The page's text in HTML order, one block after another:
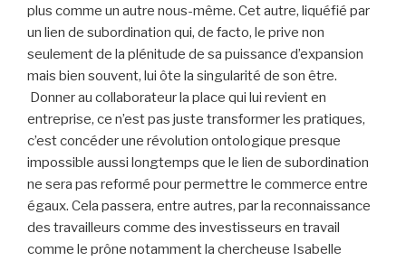
plus comme un autre nous-même. Cet autre, liquéfié par
un lien de subordination qui, de facto, le prive non
seulement de la plénitude de sa puissance d’expansion
mais bien souvent, lui ôte la singularité de son être.
Donner au collaborateur la place qui lui revient en
entreprise, ce n’est pas juste transformer les pratiques,
c’est concéder une révolution ontologique presque
impossible aussi longtemps que le lien de subordination
ne sera pas reformé pour permettre le commerce entre
égaux. Cela passera, entre autres, par la reconnaissance
des travailleurs comme des investisseurs en travail
comme le prône notamment la chercheuse Isabelle